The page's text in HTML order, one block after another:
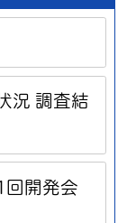
況 調査結
回開発会